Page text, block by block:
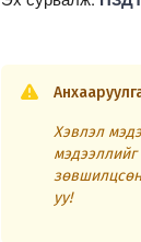
Хэвлэл
уу!